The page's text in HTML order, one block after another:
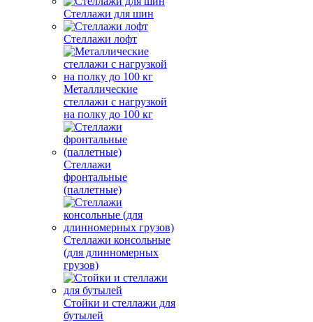
Стеллажи для шин
Стеллажи лофт
Металлические
стеллажи с нагрузкой
на полку до 100 кг
Стеллажи
фронтальные
(паллетные)
Стеллажи консольные
(для длинномерных
грузов)
Стойки и стеллажи для
бутылей